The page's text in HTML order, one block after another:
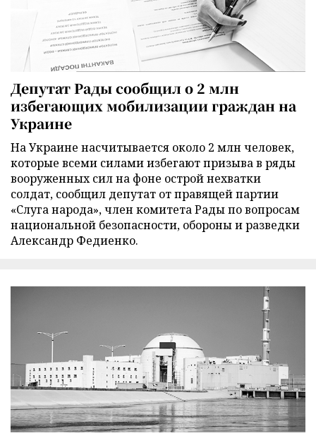
Депутат Рады сообщил о 2 млн
избегающих мобилизации граждан на
Украине
На Украине насчитывается около 2 млн человек,
которые всеми силами избегают призыва в ряды
вооруженных сил на фоне острой нехватки
солдат, сообщил депутат от правящей партии
«Слуга народа», член комитета Рады по вопросам
национальной безопасности, обороны и разведки
Александр Федиенко.